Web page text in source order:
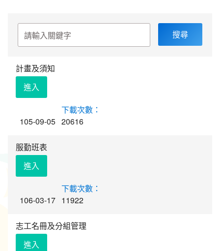
智慧觀光情報站
網站導覽
環境教育網
首長信箱
日本語
ไทย
請
輸
入
關
字
計畫及須知
進入
105-09-05 20616
服勤班表
進入
106-03-17 11922
志工名冊及分組管理
進入